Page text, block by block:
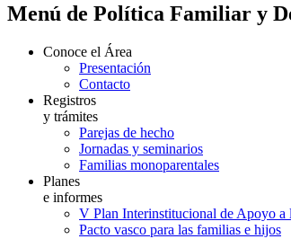
Menú de Política Familiar y
Conoce el Área
Presentación
Contacto
Registros
y trámites
Parejas de hecho
Jornadas y seminarios
Familias monoparentales
Planes
e informes
V Plan Interinstitucional de Apoyo a
Pacto vasco para las familias e hijos